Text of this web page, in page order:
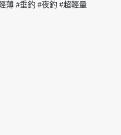
薄 #垂釣 #夜釣 #超輕量